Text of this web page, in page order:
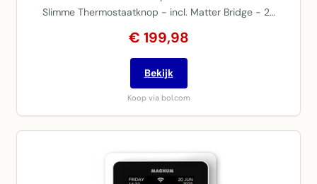
Slimme Thermostaatknop - incl. Matter Bridge - 2…
€ 199,98
Bekijk
Koop via bol.com